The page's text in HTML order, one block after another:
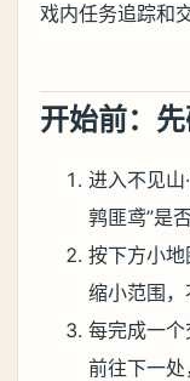
戏内任务追踪和
开始前：
进入不见山
鹑匪鸢”是
按下方小
缩小范围，
每完成一
前往下一处